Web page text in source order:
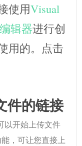
使用Visual
辑器进行创
用的。点击
件的链接
以开始上传文件
，可让您直接上